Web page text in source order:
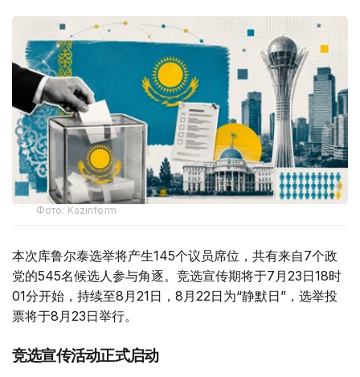
Фото: Kazinform
本次库鲁尔泰选举将产生145个议员席位，共有来自7个政
党的545名候选人参与角逐。竞选宣传期将于7月23日18时
01分开始，持续至8月21日，8月22日为“静默日”，选举投
票将于8月23日举行。
竞选宣传活动正式启动